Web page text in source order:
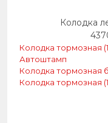
Колодка
Колодка тормозная
Автоштамп
Колодка тормозная
Колодка тормозная